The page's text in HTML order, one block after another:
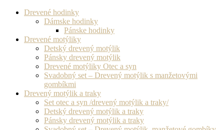
Drevené hodinky
Dámske hodinky
Pánske hodinky
Drevené motýliky
Detský drevený motýlik
Pánsky drevený motýlik
Drevené motýliky Otec a syn
Svadobný set – Drevený motýlik s manžetovými
gombíkmi
Drevený motýlik a traky
Set otec a syn /drevený motýlik a traky/
Detský drevený motýlik a traky
Pánsky drevený motýlik a traky